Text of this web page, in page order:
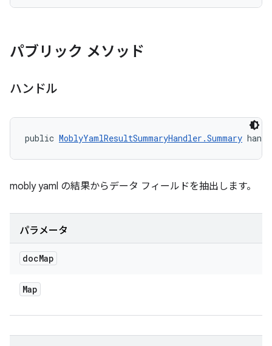
パブリック メソッド
ハンドル
public MoblyYamlResultSummaryHandler.Summary
mobly yaml の結果からデータ フィールドを抽出します。
パラメータ
docMap
Map